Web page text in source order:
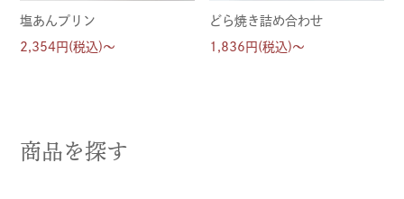
塩あんプリン
2,354円(税込)～
どら焼き詰め合わせ
1,836円(税込)～
商品を探す